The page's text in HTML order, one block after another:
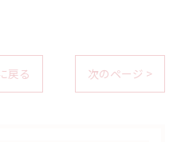
戻る 次のページ >